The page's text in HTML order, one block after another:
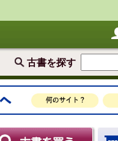
古書を探す